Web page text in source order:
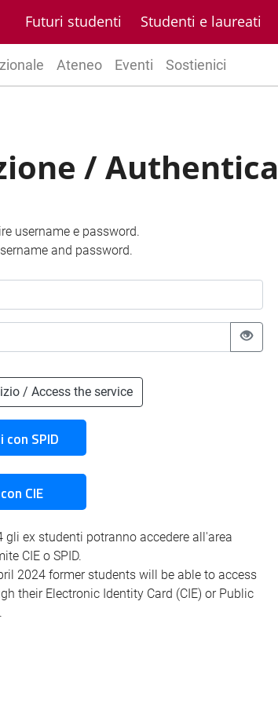
Futuri studenti Studenti e laureati
Ateneo Eventi Sostienici
/
username e password.
and password.
/ Access the service
con SPID
CIE
gli ex studenti potranno accedere all'area
CIE o SPID.
2024 former students will be able to access
their Electronic Identity Card (CIE) or Public